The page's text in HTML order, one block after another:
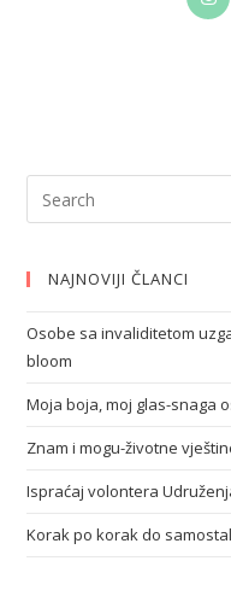
NAJNOVIJI ČLANCI
Osobe sa invaliditetom
bloom
Moja boja, moj glas-snaga
Znam i mogu-životne
Ispraćaj volontera
Korak po korak do